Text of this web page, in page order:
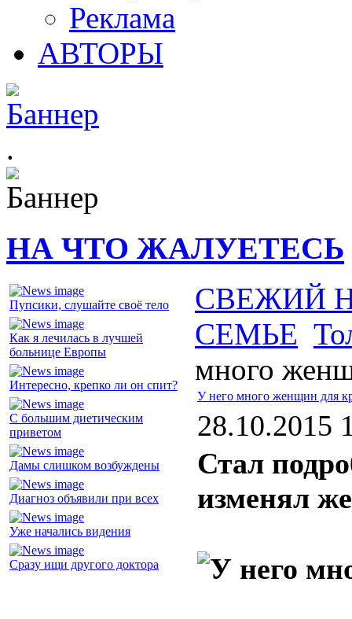
Реклама
АВТОРЫ
.
НА ЧТО ЖАЛУЕТЕСЬ
Пупсики, слушайте своё тело
Как я лечилась в лучшей
больнице Европы
Интересно, крепко ли он спит?
С большим диетическим
приветом
Дамы слишком возбуждены
Диагноз объявили при всех
Уже начались видения
Сразу ищи другого доктора
СВЕЖИЙ
СЕМЬЕ
много
У него много женщин для
28.10.2015
Стал
изменял